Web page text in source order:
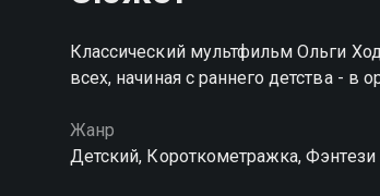
Классический мультфильм Ольги
всех, начиная с раннего детства - в
Жанр
Детский, Короткометражка, Фэнтези